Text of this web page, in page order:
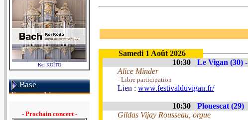
Kei KOÏTO
Base
discographique
- Prochain concert -
Samedi 1 Août 2026
10:30
Le Vigan (30) -
Alice Minder
- Libre participation
Lien : www.festivalduvigan.fr/
10:30
Plouescat (29)
Gildas Vijay Rousseau, orgue